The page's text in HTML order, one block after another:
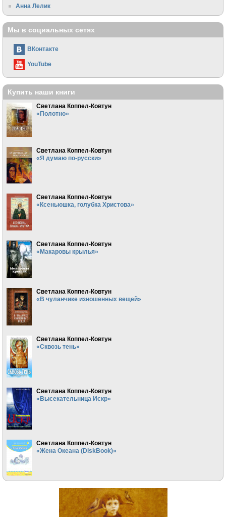
Анна Лелик
Мы в социальных сетях
ВКонтакте
YouTube
Купить наши книги
Светлана Коппел-Ковтун
«Полотно»
Светлана Коппел-Ковтун
«Я думаю по-русски»
Светлана Коппел-Ковтун
«Ксеньюшка, голубка Христова»
Светлана Коппел-Ковтун
«Макаровы крылья»
Светлана Коппел-Ковтун
«В чуланчике изношенных вещей»
Светлана Коппел-Ковтун
«Сквозь тень»
Светлана Коппел-Ковтун
«Высекательница Искр»
Светлана Коппел-Ковтун
«Жена Океана (DiskBook)»